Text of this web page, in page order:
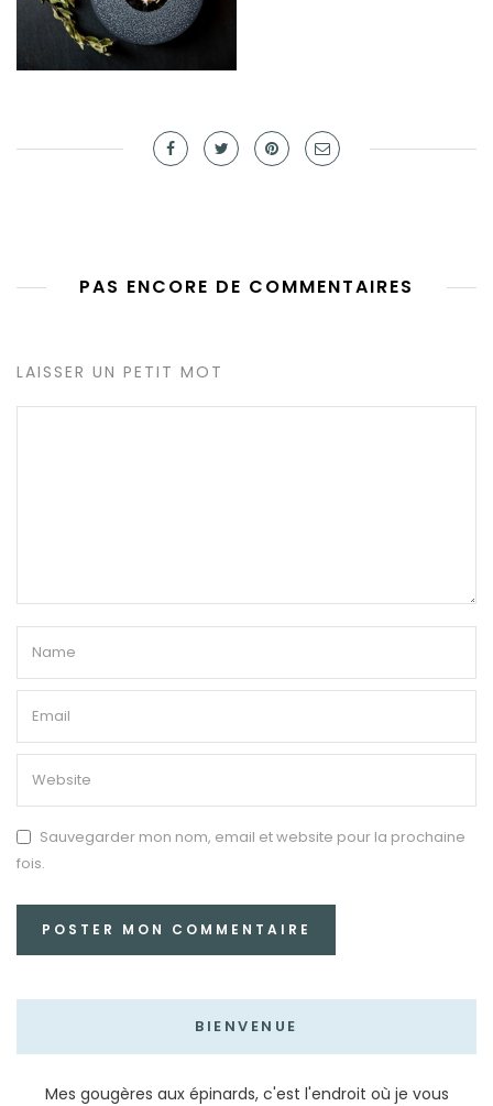
PAS ENCORE DE COMMENTAIRES
LAISSER UN PETIT MOT
Sauvegarder mon nom, email et website pour la prochaine
fois.
BIENVENUE
Mes gougères aux épinards, c'est l'endroit où je vous